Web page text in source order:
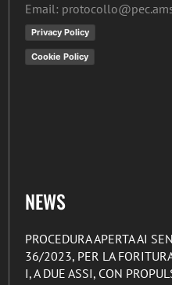
Email:
Privacy Policy
Cookie Policy
NEWS
PROCEDURA APERTA AI
36/2023, PER LA
I, A DUE ASSI, CON